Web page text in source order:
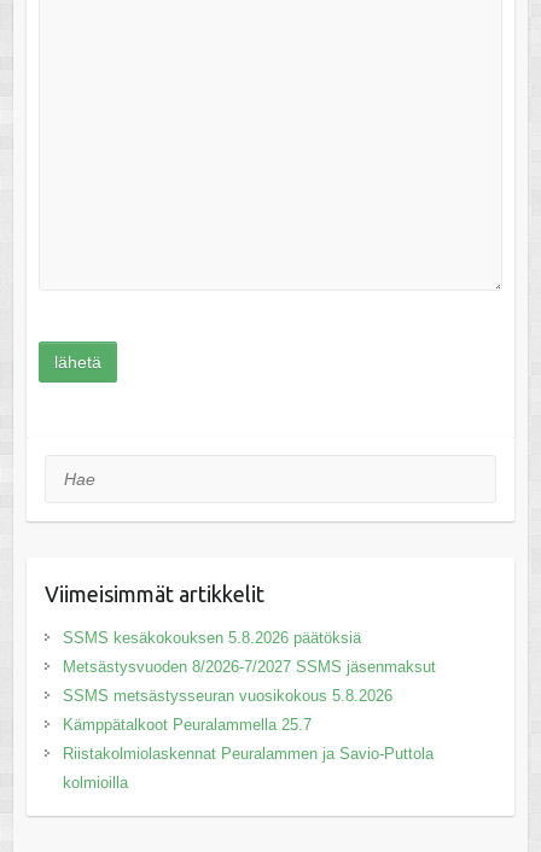
Hae
Viimeisimmät artikkelit
SSMS kesäkokouksen 5.8.2026 päätöksiä
Metsästysvuoden 8/2026-7/2027 SSMS jäsenmaksut
SSMS metsästysseuran vuosikokous 5.8.2026
Kämppätalkoot Peuralammella 25.7
Riistakolmiolaskennat Peuralammen ja Savio-Puttola
kolmioilla